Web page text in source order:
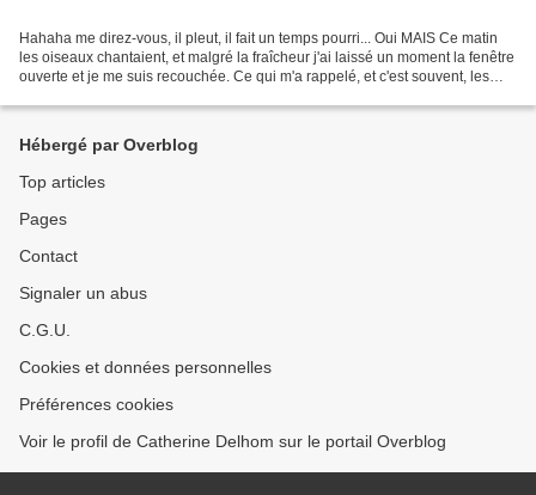
Hahaha me direz-vous, il pleut, il fait un temps pourri... Oui MAIS Ce matin
les oiseaux chantaient, et malgré la fraîcheur j'ai laissé un moment la fenêtre
ouverte et je me suis recouchée. Ce qui m'a rappelé, et c'est souvent, les
Hébergé par Overblog
Top articles
Pages
Contact
Signaler un abus
C.G.U.
Cookies et données personnelles
Préférences cookies
Voir le profil de Catherine Delhom sur le portail Overblog